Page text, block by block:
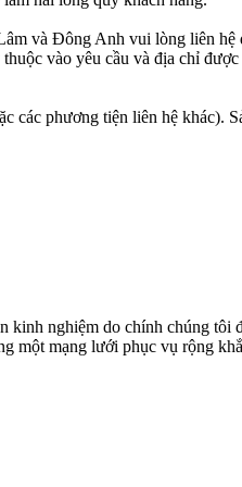
và Đông Anh vui lòng liên hệ
vào yêu cầu và địa chỉ được
các phương tiện liên hệ khác).
kinh nghiệm do chính chúng tôi
một mạng lưới phục vụ rộng